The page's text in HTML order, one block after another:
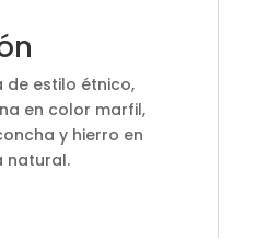
de estilo étnico,
en color marfil,
y hierro en
natural.